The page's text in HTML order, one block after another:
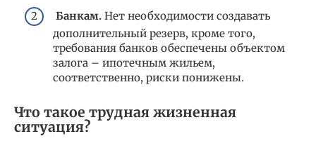
Банкам. Нет необходимости создавать
дополнительный резерв, кроме того,
требования банков обеспечены объектом
залога – ипотечным жильем,
соответственно, риски понижены.
Что такое трудная жизненная
ситуация?